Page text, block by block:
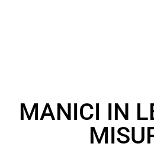
MANICI IN